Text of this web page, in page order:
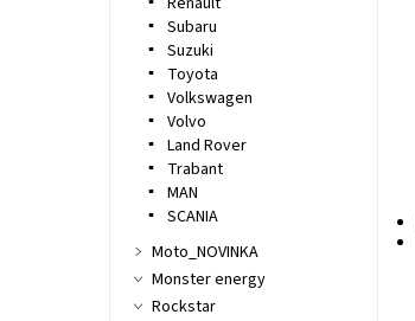
Subaru
Suzuki
Toyota
Volkswagen
Volvo
Land Rover
Trabant
MAN
SCANIA
Moto_NOVINKA
Monster energy
Rockstar